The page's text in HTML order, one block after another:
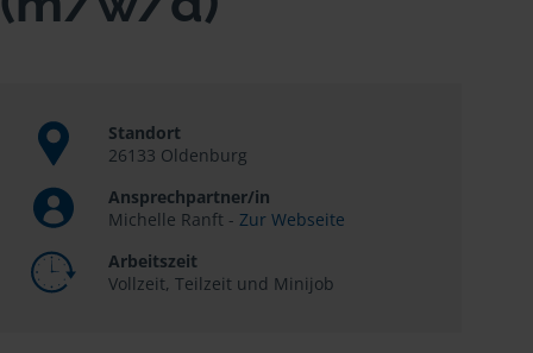
Standort
26133 Oldenburg
Ansprechpartner/in
Michelle Ranft - Zur Webseite
Arbeitszeit
Vollzeit, Teilzeit und Minijob